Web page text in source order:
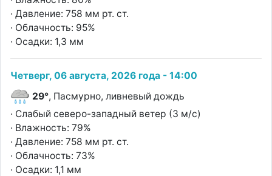
· Давление: 758 мм рт. ст.
· Облачность: 95%
· Осадки: 1,3 мм
Четверг, 06 августа, 2026 года - 14:00
29°, Пасмурно, ливневый дождь
· Слабый северо-западный ветер (3 м/с)
· Влажность: 79%
· Давление: 758 мм рт. ст.
· Облачность: 73%
· Осадки: 1,1 мм